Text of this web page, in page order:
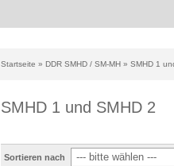
Startseite » DDR SMHD / SM-MH » SMHD 1
SMHD 1 und SMHD 2
Sortieren nach